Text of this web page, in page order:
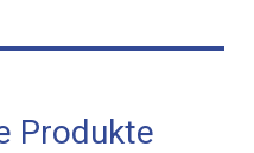
Produkte